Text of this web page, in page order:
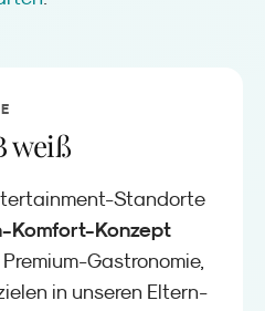
weiß
Standorte
Komfort-Konzept
Gastronomie,
in unseren Eltern-